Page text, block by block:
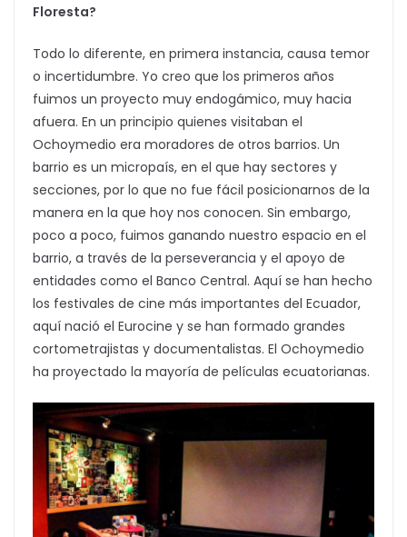
Floresta?
Todo lo diferente, en primera instancia, causa temor
o incertidumbre. Yo creo que los primeros años
fuimos un proyecto muy endogámico, muy hacia
afuera. En un principio quienes visitaban el
Ochoymedio era moradores de otros barrios. Un
barrio es un micropaís, en el que hay sectores y
secciones, por lo que no fue fácil posicionarnos de la
manera en la que hoy nos conocen. Sin embargo,
poco a poco, fuimos ganando nuestro espacio en el
barrio, a través de la perseverancia y el apoyo de
entidades como el Banco Central. Aquí se han hecho
los festivales de cine más importantes del Ecuador,
aquí nació el Eurocine y se han formado grandes
cortometrajistas y documentalistas. El Ochoymedio
ha proyectado la mayoría de películas ecuatorianas.